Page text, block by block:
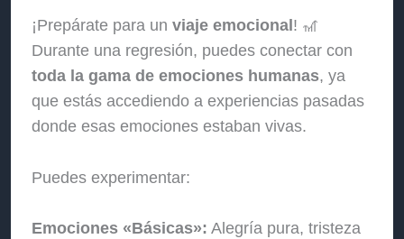
¡Prepárate para unviaje emocional! 🎢
Durante una regresión, puedes conectar con
toda la gama de emociones humanas, ya
que estás accediendo a experiencias pasadas
donde esas emociones estaban vivas.
Puedes experimentar:
Emociones «Básicas»: Alegría pura, tristeza